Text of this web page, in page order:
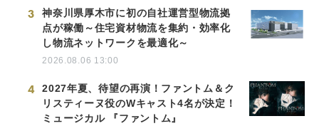
3
神奈川県厚木市に初の自社運営型物流拠
点が稼働～住宅資材物流を集約・効率化
し物流ネットワークを最適化～
2026.08.06 13:00
4
2027年夏、待望の再演！ファントム＆ク
リスティーヌ役のWキャスト4名が決定！
ミュージカル 『ファントム』